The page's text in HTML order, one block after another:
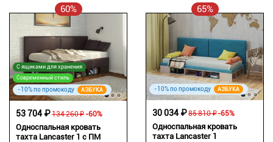
60%
С ящиками для хранения
Современный стиль
-10% по промокоду АЗБУКА
Односпальная кровать
тахта Lancaster 1 с ПМ
134 260 ₽
53 704 ₽ -60%
65%
-10% по промокоду АЗБУКА
Односпальная кровать
тахта Lancaster 1
85 810 ₽
30 034 ₽ -65%